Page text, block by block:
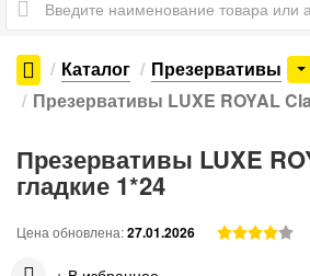
Каталог
Презервативы
Презервативы LUXE ROYAL
Презервативы LUXE
гладкие 1*24
Цена обновлена:27.01.2026